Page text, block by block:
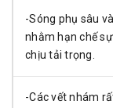
-Sóng phụ sâu
nhằm hạn chế
chịu tải trọng.
-Các vết nhám